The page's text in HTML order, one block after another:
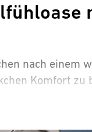
nach einem
Komfort zu
Partner